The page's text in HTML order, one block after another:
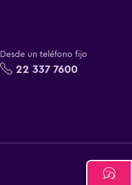
Desde un teléfono fijo
22 337 7600